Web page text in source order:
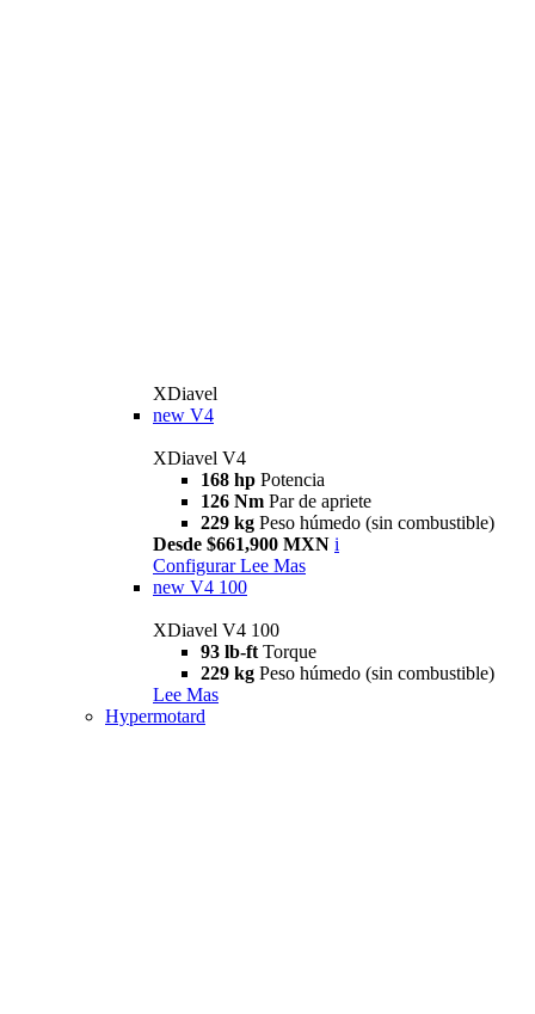
XDiavel
new V4
XDiavel V4
168 hp Potencia
126 Nm Par de apriete
229 kg Peso húmedo (sin combustible)
Desde $661,900 MXN i
Configurar Lee Mas
new V4 100
XDiavel V4 100
93 lb-ft Torque
229 kg Peso húmedo (sin combustible)
Lee Mas
Hypermotard